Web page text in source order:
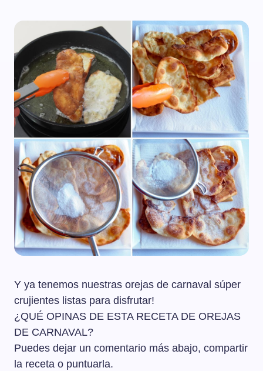
Y ya tenemos nuestras orejas de carnaval súper
crujientes listas para disfrutar!
¿QUÉ OPINAS DE ESTA RECETA DE OREJAS
DE CARNAVAL?
Puedes dejar un comentario más abajo, compartir
la receta o puntuarla.